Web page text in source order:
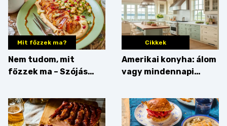
Mit főzzek ma?
Nem tudom, mit
főzzek ma – Szójás
Cikkek
Amerikai konyha: álom
vagy mindennapi
az érveket